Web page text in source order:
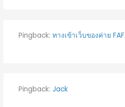
Pingback: ทางเข้าเว็บของค่าย
Pingback: Jack